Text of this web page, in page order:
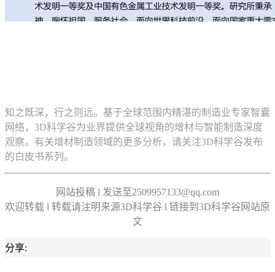
知之既深，行之则远。基于全球范围内精湛的制造业专家智囊
网络，3D科学谷为业界提供全球视角的增材与智能制造深度
观察。有关增材制造领域的更多分析，请关注3D科学谷发布
的白皮书系列。
网站投稿 l 发送至2509957133@qq.com
欢迎转载 l 转载请注明来源3D科学谷 l 链接到3D科学谷网站原
文
分享: